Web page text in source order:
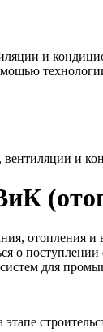
и
и
отопления
о
для
этапе